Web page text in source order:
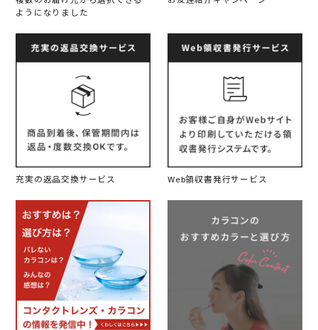
ようになりました
充実の返品交換サービス Web領収書発行サービス